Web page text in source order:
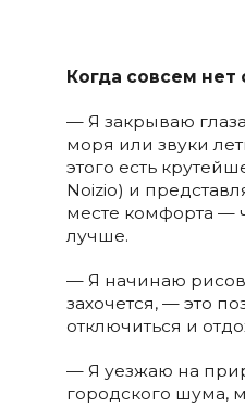
Когда совсем нет
— Я закрываю
моря или звуки
этого есть
Noizio) и
месте комфорта —
лучше.
— Я начинаю
захочется, — это
отключиться и
— Я уезжаю на
городского шума,